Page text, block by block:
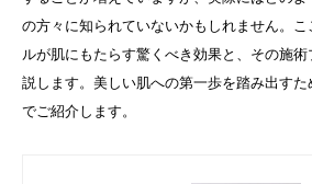
の方々に知られていないかもしれません。
ルが肌にもたらす驚くべき効果と、その施
説します。美しい肌への第一歩を踏み出すた
でご紹介します。